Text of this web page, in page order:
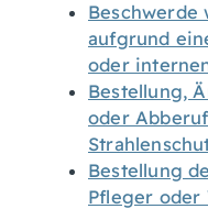
Beschwerde
aufgrund
oder
Bestellung,
oder
Bestellung
Pfleger oder